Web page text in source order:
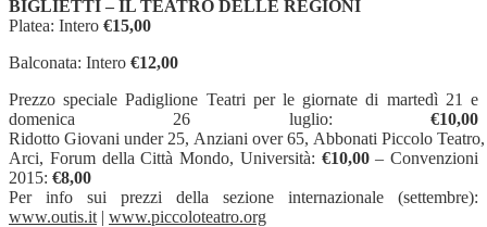
BIGLIETTI – IL TEATRO DELLE REGIONI
Platea: Intero €15,00
Balconata: Intero €12,00
Prezzo speciale Padiglione Teatri per le giornate di martedì 21 e
domenica 26 luglio: €10,00
Ridotto Giovani under 25, Anziani over 65, Abbonati Piccolo
Arci, Forum della Città Mondo, Università: €10,00– Convenzioni
2015: €8,00
Per info sui prezzi della sezione internazionale (settembre):
www.outis.it | www.piccoloteatro.org